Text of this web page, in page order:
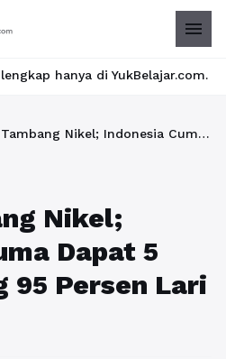
menu
YukBelajar.com. Mulai
Hasil Tambang Nikel; Indonesia Cuma Dapat 5 Persen, Yang 95 Persen Lari ke China
Nikel;
Dapat 5
95 Persen Lari